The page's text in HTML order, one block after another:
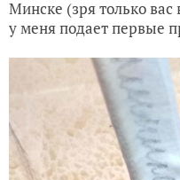
Минске (зря только вас
у меня подает первые